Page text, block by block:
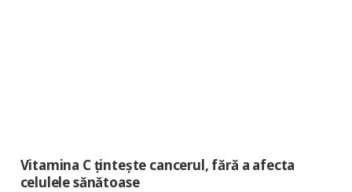
Vitamina C țintește cancerul, fără a afecta
celulele sănătoase